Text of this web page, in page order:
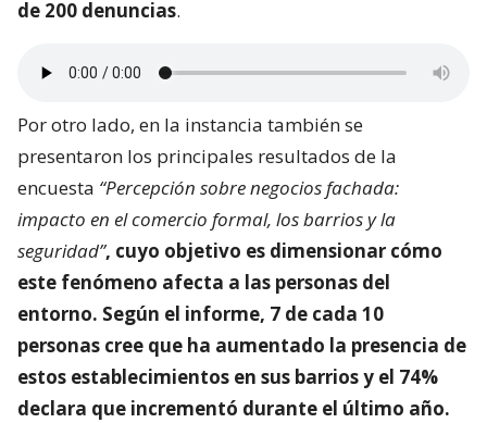
de 200 denuncias.
Por otro lado, en la instancia también se
presentaron los principales resultados de la
encuesta “Percepción sobre negocios fachada:
impacto en el comercio formal, los barrios y la
seguridad”, cuyo objetivo es dimensionar cómo
este fenómeno afecta a las personas del
entorno. Según el informe, 7 de cada 10
personas cree que ha aumentado la presencia de
estos establecimientos en sus barrios y el 74%
declara que incrementó durante el último año.